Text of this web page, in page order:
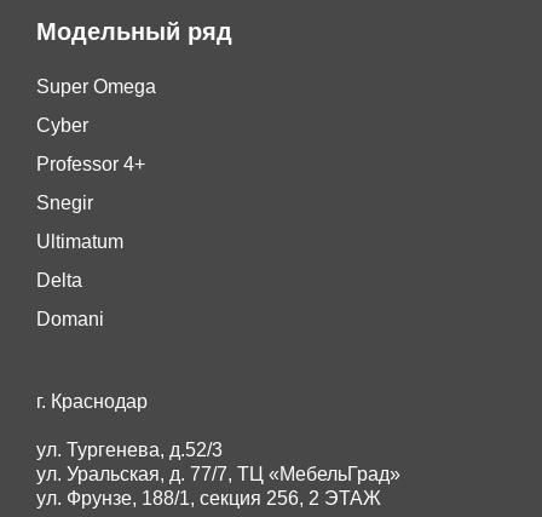
Модельный ряд
Super Omega
Cyber
Professor 4+
Snegir
Ultimatum
Delta
Domani
г. Краснодар
ул. Тургенева, д.52/3
ул. Уральская, д. 77/7, ТЦ «МебельГрад»
ул. Фрунзе, 188/1, секция 256, 2 ЭТАЖ